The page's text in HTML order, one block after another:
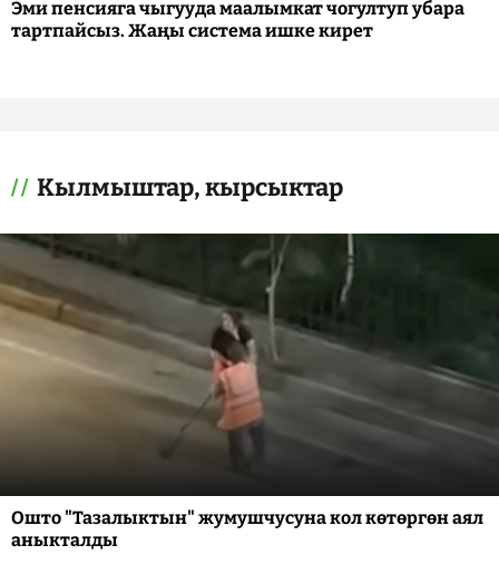
Эми пенсияга чыгууда маалымкат чогултуп убара
тартпайсыз. Жаңы система ишке кирет
Кылмыштар, кырсыктар
Ошто "Тазалыктын" жумушчусуна кол көтөргөн аял
аныкталды